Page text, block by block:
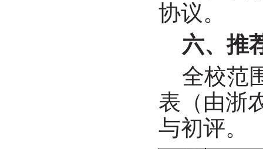
协议。
六、推
全校范
表（由浙
与初评。